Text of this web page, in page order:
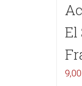
El
9,00